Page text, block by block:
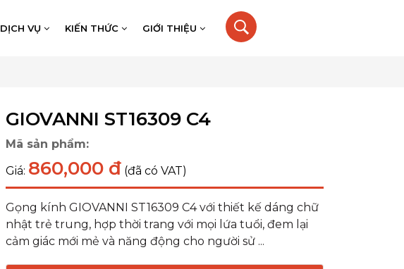
DỊCH VỤ KIẾN THỨC GIỚI THIỆU
GIOVANNI ST16309 C4
Mã sản phẩm:
Giá: 860,000 đ (đã có VAT)
Gọng kính GIOVANNI ST16309 C4 với thiết kế dáng chữ
nhật trẻ trung, hợp thời trang với mọi lứa tuổi, đem lại
cảm giác mới mẻ và năng động cho người sử ...